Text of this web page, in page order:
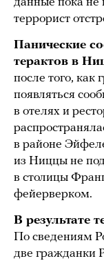
террорист
Панические
терактов в
после того, как
появляться
в отелях и
в районе
из Ниццы не
в столицы
фейерверком.
В результате
По сведениям
две гражданки